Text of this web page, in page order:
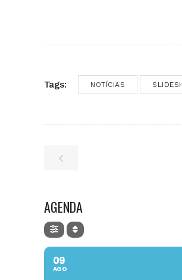
Tags: NOTÍCIAS
AGENDA
09
AGO